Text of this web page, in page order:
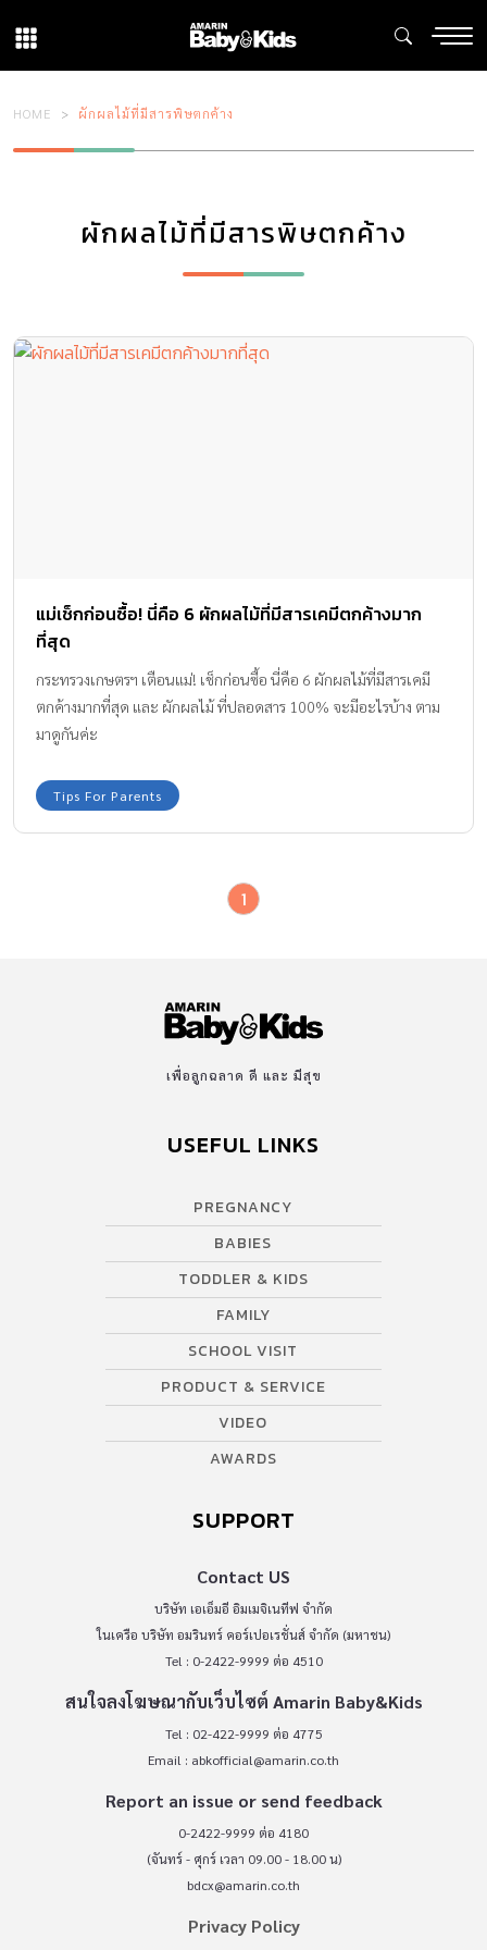
HOME ผักผลไม้ที่มีสารพิษตกค้าง
ผักผลไม้ที่มีสารพิษตกค้าง
แม่เช็กก่อนซื้อ! นี่คือ 6 ผักผลไม้ที่มีสารเคมีตกค้างมาก
ที่สุด
กระทรวงเกษตรฯ เตือนแม่! เช็กก่อนซื้อ นี่คือ 6 ผักผลไม้ที่มีสารเคมี
ตกค้างมากที่สุด และ ผักผลไม้ ที่ปลอดสาร 100% จะมีอะไรบ้าง ตาม
มาดูกันค่ะ
Tips For Parents
1
เพื่อลูกฉลาด ดี และ มีสุข
USEFUL LINKS
PREGNANCY
BABIES
TODDLER & KIDS
FAMILY
SCHOOL VISIT
PRODUCT & SERVICE
VIDEO
AWARDS
SUPPORT
Contact US
บริษัท เอเอ็มอี อิมเมจิเนทีฟ จำกัด
ในเครือ บริษัท อมรินทร์ คอร์เปอเรชั่นส์ จำกัด (มหาชน)
Tel : 0-2422-9999 ต่อ 4510
สนใจลงโฆษณากับเว็บไซต์ Amarin Baby&Kids
Tel : 02-422-9999 ต่อ 4775
Email : abkofficial@amarin.co.th
Report an issue or send feedback
0-2422-9999 ต่อ 4180
(จันทร์ - ศุกร์ เวลา 09.00 - 18.00 น)
bdcx@amarin.co.th
Privacy Policy